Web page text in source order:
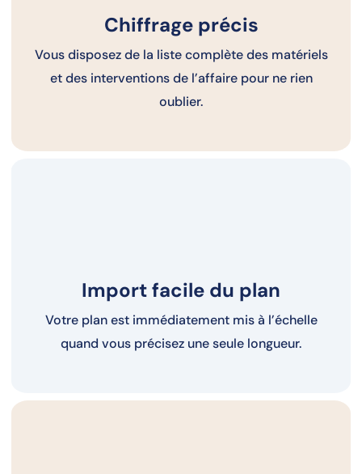
Chiffrage précis
Vous disposez de la liste complète des matériels
et des interventions de l’affaire pour ne rien
oublier.
Import facile du plan
Votre plan est immédiatement mis à l’échelle
quand vous précisez une seule longueur.